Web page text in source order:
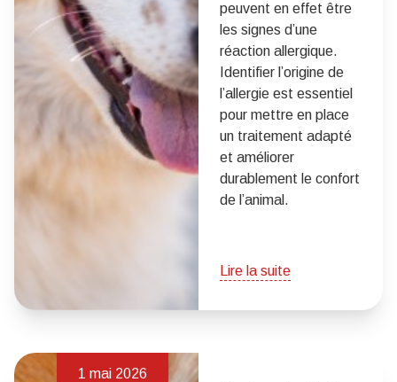
peuvent en effet être
les signes d’une
réaction allergique.
Identifier l’origine de
l’allergie est essentiel
pour mettre en place
un traitement adapté
et améliorer
durablement le confort
de l’animal.
Lire la suite
1 mai 2026